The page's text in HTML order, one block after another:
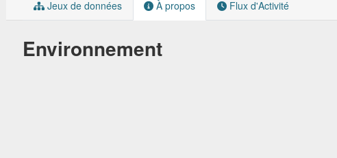
Jeux de données À propos Flux d'Activité
Environnement